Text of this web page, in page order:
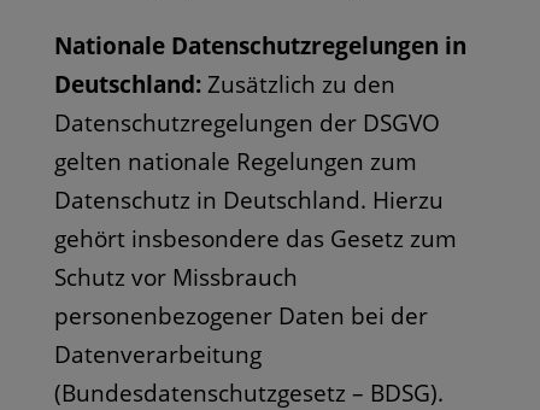
Nationale Datenschutzregelungen in
Deutschland:Zusätzlich zu den
Datenschutzregelungen der DSGVO
gelten nationale Regelungen zum
Datenschutz in Deutschland. Hierzu
gehört insbesondere das Gesetz zum
Schutz vor Missbrauch
personenbezogener Daten bei der
Datenverarbeitung
(Bundesdatenschutzgesetz – BDSG).